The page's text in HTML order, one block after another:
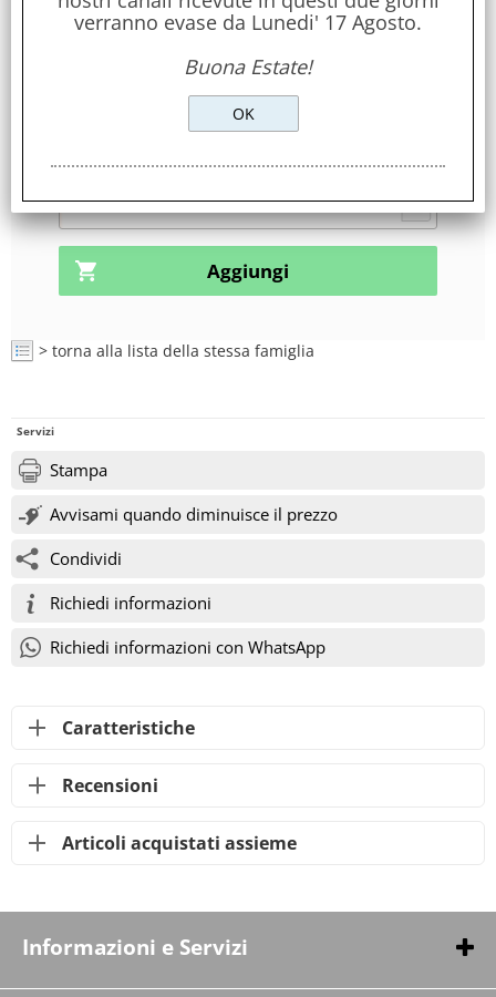
> torna alla lista della stessa famiglia
Servizi
Stampa
Avvisami quando diminuisce il prezzo
Condividi
Richiedi informazioni
Richiedi informazioni con WhatsApp
Caratteristiche
Recensioni
Articoli acquistati assieme
Informazioni e Servizi
verranno evase da Lunedi' 17 Agosto.
Buona Estate!